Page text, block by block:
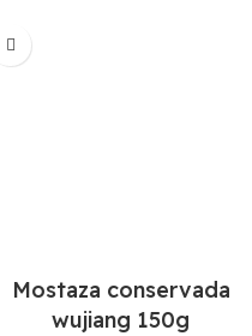
Mostaza conservada
wujiang 150g